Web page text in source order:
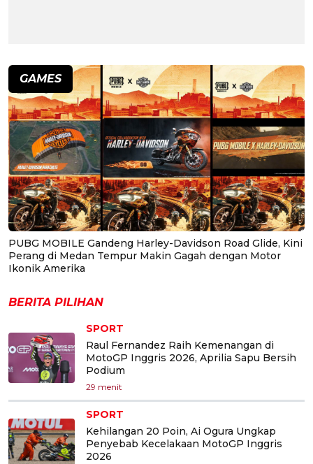
GAMES
PUBG MOBILE Gandeng Harley-Davidson Road Glide, Kini
Perang di Medan Tempur Makin Gagah dengan Motor
Ikonik Amerika
BERITA PILIHAN
SPORT
Raul Fernandez Raih Kemenangan di
MotoGP Inggris 2026, Aprilia Sapu Bersih
Podium
29 menit
SPORT
Kehilangan 20 Poin, Ai Ogura Ungkap
Penyebab Kecelakaan MotoGP Inggris
2026